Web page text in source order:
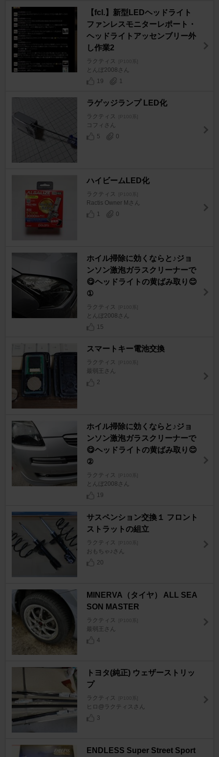
【fcl.】新型LEDヘッドライト
ファンレスモニターレポート・
ヘッドライトアッセンブリー外
し作業2
ラクティス [P100系]
とんぼ2008さん
19
1
ラゲッジランプ LED化
ラクティス [P100系]
コフィさん
5
0
ハイビームLED化
ラクティス [P100系]
Ractis Owner Mさん
1
0
ホイル掃除に効くならと♪ジョ
ンソン激泡ガラスクリーナーで
😋ヘッドライトの黄ばみ取り😊
①
ラクティス [P100系]
とんぼ2008さん
15
スマートキー電池交換
ラクティス [P100系]
最弱王さん
2
ホイル掃除に効くならと♪ジョ
ンソン激泡ガラスクリーナーで
😋ヘッドライトの黄ばみ取り😊
②
ラクティス [P100系]
とんぼ2008さん
19
サスペンション交換１ フロント
ストラットの組立
ラクティス [P100系]
おもちゃ♪さん
20
MINERVA（タイヤ） ALL SEA
SON MASTER
ラクティス [P100系]
最弱王さん
4
トヨタ(純正) ウェザーストリッ
プ
ラクティス [P100系]
ヒロ@ラクティスさん
3
ENDLESS Super Street Sport